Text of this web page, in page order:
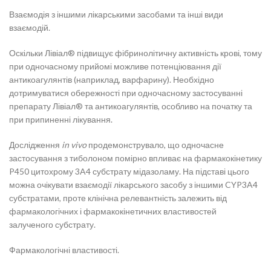
Взаємодія з іншими лікарськими засобами та інші види
взаємодій.
Оскільки Лівіал® підвищує фібринолітичну активність крові, тому
при одночасному прийомі можливе потенціювання дії
антикоагулянтів (наприклад, варфарину). Необхідно
дотримуватися обережності при одночасному застосуванні
препарату Лівіал® та антикоагулянтів, особливо на початку та
при припиненні лікування.
Дослідження in vivoпродемонструвало, що одночасне
застосування з тиболоном помірно впливає на фармакокінетику
P450 цитохрому 3A4 субстрату мідазоламу. На підставі цього
можна очікувати взаємодії лікарського засобу з іншими CYP3A4
субстратами, проте клінічна релевантність залежить від
фармакологічних і фармакокінетичних властивостей
залученого субстрату.
Фармакологічні властивості.